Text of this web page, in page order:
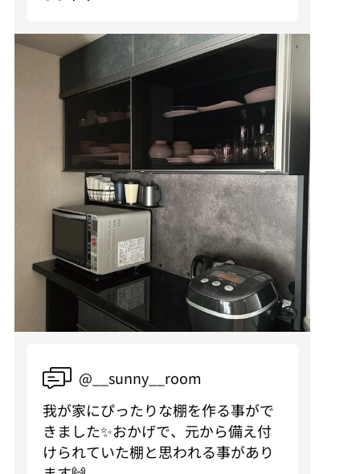
@__sunny__room
我が家にぴったりな棚を作る事がで
きました✨おかげで、元から備え付
けられていた棚と思われる事があり